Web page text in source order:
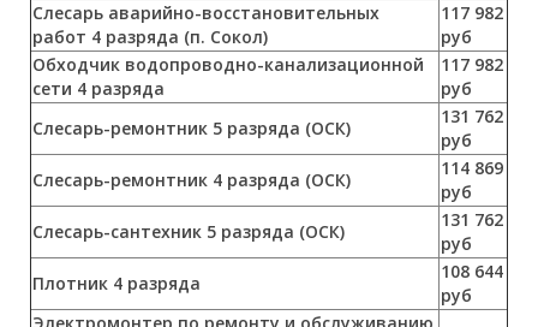
Слесарь аварийно-восстановительных
работ 4 разряда (п. Сокол)
117 982
руб
Обходчик водопроводно-канализационной
сети 4 разряда
117 982
руб
Слесарь-ремонтник 5 разряда (ОСК)
131 762
руб
Слесарь-ремонтник 4 разряда (ОСК)
114 869
руб
Слесарь-сантехник 5 разряда (ОСК)
131 762
руб
Плотник 4 разряда
108 644
руб